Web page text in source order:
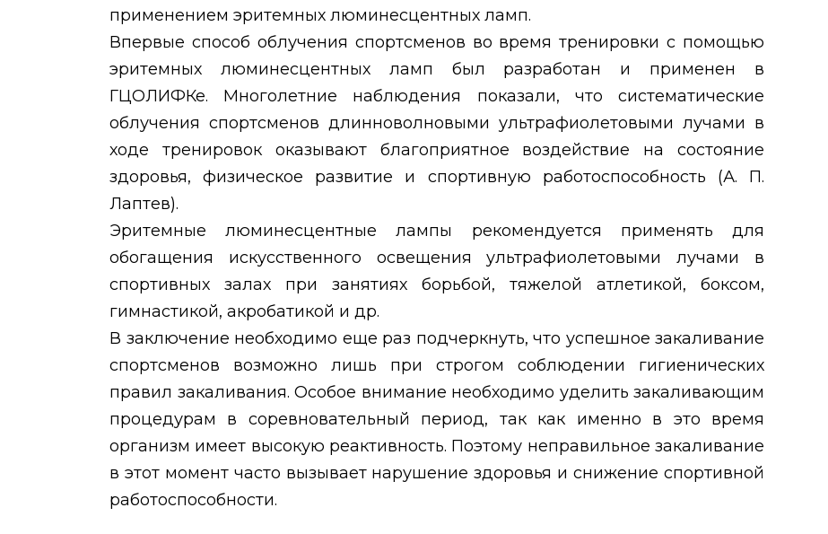
применением эритемных люминесцентных ламп.
Впервые способ облучения спортсменов во время тренировки с помощью
эритемных люминесцентных ламп был разработан и применен в
ГЦОЛИФКе. Многолетние наблюдения показали, что систематические
облучения спортсменов длинноволновыми ультрафиолетовыми лучами в
ходе тренировок оказывают благоприятное воздействие на состояние
здоровья, физическое развитие и спортивную работоспособность (А. П.
Лаптев).
Эритемные люминесцентные лампы рекомендуется применять для
обогащения искусственного освещения ультрафиолетовыми лучами в
спортивных залах при занятиях борьбой, тяжелой атлетикой, боксом,
гимнастикой, акробатикой и др.
В заключение необходимо еще раз подчеркнуть, что успешное закаливание
спортсменов возможно лишь при строгом соблюдении гигиенических
правил закаливания. Особое внимание необходимо уделить закаливающим
процедурам в соревновательный период, так как именно в это время
организм имеет высокую реактивность. Поэтому неправильное закаливание
в этот момент часто вызывает нарушение здоровья и снижение спортивной
работоспособности.